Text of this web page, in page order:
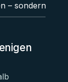
– sondern